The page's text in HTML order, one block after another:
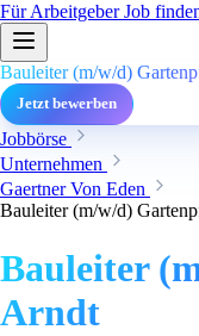
Für ArbeitgeberJob
Bauleiter (m/w/d)
Jetzt bewerben
Jobbörse
Unternehmen
Gaertner Von Eden
Bauleiter (m/w/d)
Bauleiter
Arndt